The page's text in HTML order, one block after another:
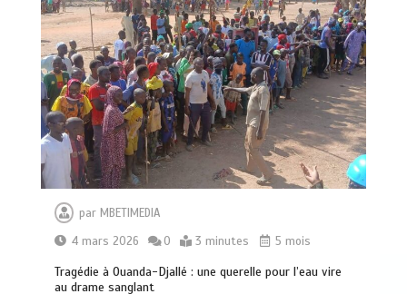
parMBETIMEDIA
4 mars 2026
0 3 minutes 5 mois
Tragédie à Ouanda-Djallé : une querelle pour l’eau vire
au drame sanglant